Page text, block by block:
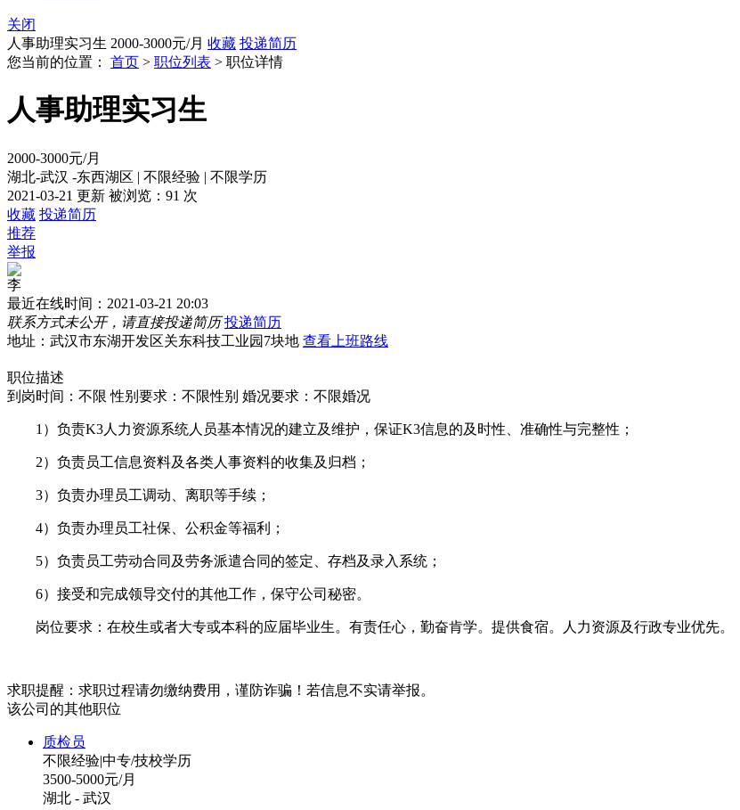
关闭
人事助理实习生 2000-3000元/月 收藏 投递简历
您当前的位置： 首页 > 职位列表 > 职位详情
人事助理实习生
2000-3000元/月
湖北-武汉 -东西湖区 | 不限经验 | 不限学历
2021-03-21 更新 被浏览： 91 次
收藏 投递简历
推荐
举报
李
最近在线时间：2021-03-21 20:03
联系方式未公开，请直接投递简历 投递简历
地址：武汉市东湖开发区关东科技工业园7块地 查看上班路线
职位描述
到岗时间：不限 性别要求：不限性别 婚况要求：不限婚况
1）负责K3人力资源系统人员基本情况的建立及维护，保证K3信息的及时性、准确性与完整性；
2）负责员工信息资料及各类人事资料的收集及归档；
3）负责办理员工调动、离职等手续；
4）负责办理员工社保、公积金等福利；
5）负责员工劳动合同及劳务派遣合同的签定、存档及录入系统；
6）接受和完成领导交付的其他工作，保守公司秘密。
岗位要求：在校生或者大专或本科的应届毕业生。有责任心，勤奋肯学。提供食宿。人力资源及行政专业优先。
求职提醒：求职过程请勿缴纳费用，谨防诈骗！若信息不实请举报。
该公司的其他职位
质检员
不限经验|中专/技校学历
3500-5000元/月
湖北 - 武汉